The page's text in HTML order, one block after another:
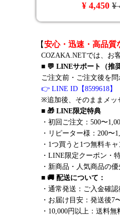
イト ブランド¥ 4,450¥
【安心・迅速・高品質
COZAKA.NETでは、お
■ 💬 LINEサポート（推奨
ご注文前・ご注文後を
👉 LINE ID【8599618】
※追加後、そのままメッ
■ 🎁 LINE限定特典
・初回ご注文：500〜
・リピーター様：200〜
・1つ買うと1つ無料キ
・LINE限定クーポン・
・新商品・人気商品の
■ 🚚 配送について：
・通常発送：ご入金確
・お届け目安：発送後7
・10,000円以上：送料